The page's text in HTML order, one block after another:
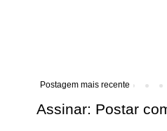
Postagem mais recente
Assinar: Postar